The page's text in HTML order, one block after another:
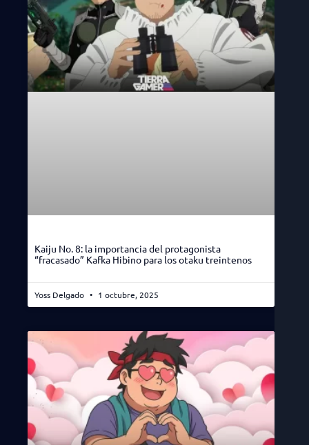
Kaiju No. 8: la importancia del protagonista
“fracasado” Kafka Hibino para los otaku treintenos
Yoss Delgado 1 octubre, 2025